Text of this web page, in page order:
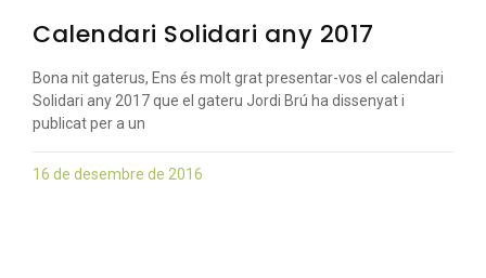
Calendari Solidari any 2017
Bona nit gaterus, Ens és molt grat presentar-vos el calendari
Solidari any 2017 que el gateru Jordi Brú ha dissenyat i
publicat per a un
16 de desembre de 2016